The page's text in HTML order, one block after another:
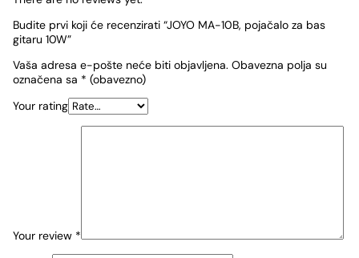
Budite prvi koji će recenzirati “JOYO MA-10B, pojačalo za bas
gitaru 10W”
Vaša adresa e-pošte neće biti objavljena. Obavezna polja su
označena sa * (obavezno)
Your rating
Your review *